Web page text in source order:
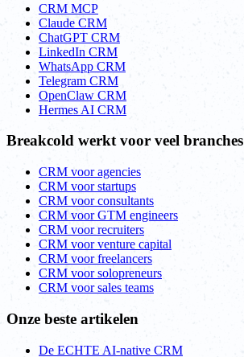
CRM MCP
Claude CRM
ChatGPT CRM
LinkedIn CRM
WhatsApp CRM
Telegram CRM
OpenClaw CRM
Hermes AI CRM
Breakcold werkt voor veel branches
CRM voor agencies
CRM voor startups
CRM voor consultants
CRM voor GTM engineers
CRM voor recruiters
CRM voor venture capital
CRM voor freelancers
CRM voor solopreneurs
CRM voor sales teams
Onze beste artikelen
De ECHTE AI-native CRM